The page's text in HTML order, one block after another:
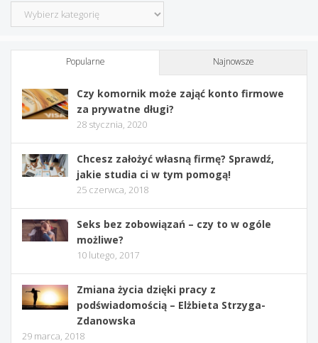
Kategorie
Popularne Najnowsze
Czy komornik może zająć konto firmowe
za prywatne długi?
28 stycznia, 2020
Chcesz założyć własną firmę? Sprawdź,
jakie studia ci w tym pomogą!
25 czerwca, 2018
Seks bez zobowiązań – czy to w ogóle
możliwe?
10 lutego, 2017
Zmiana życia dzięki pracy z
podświadomością – Elżbieta Strzyga-
Zdanowska
29 marca, 2018